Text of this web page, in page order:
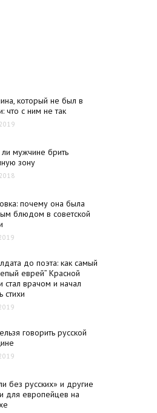
который не был в
что с ним не так
ли мужчине брить
зону
почему она была
блюдом в советской
до поэта: как самый
еврей” Красной
стал врачом и начал
стихи
говорить русской
без русских» и другие
для европейцев на